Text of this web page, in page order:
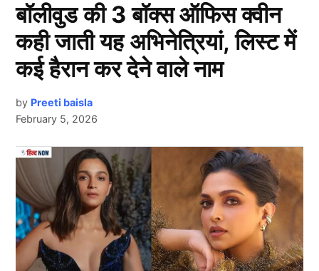
एशिया कप 2025 (Asia Cup 2025) में जिन 5 अनकैप्ड
खिलाड़ियों को मौका मिल सकता है उनमें साईं सुदर्शन, प्रियांश
आर्य, साईं किशोर, वैभव अरोड़ा और वैभव सूर्यवंशी हैं। इन सभी ने
आईपीएल 2025 में अपने दमदार प्रदर्शन से चयनकर्ताओं का ध्यान
Next Article
बॉलीवुड की 3 बॉक्स ऑफिस क्वीन
कही जाती यह अभिनेत्रियां, लिस्ट में
कई हैरान कर देने वाले नाम
by Preeti baisla
February 5, 2026